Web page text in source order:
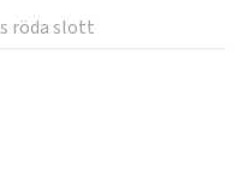
röda slott